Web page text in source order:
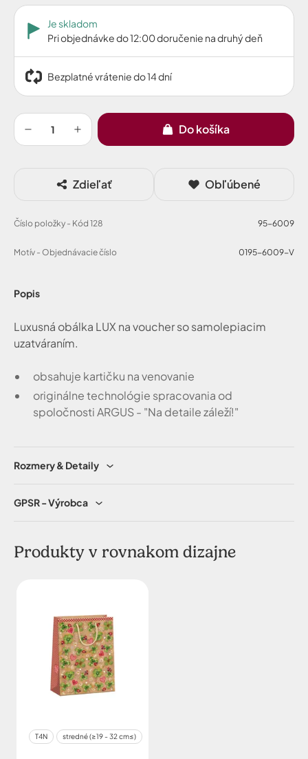
Popis
Luxusná obálka LUX na voucher so samolepiacim
uzatváraním.
obsahuje kartičku na venovanie
originálne technológie spracovania od
spoločnosti ARGUS - "Na detaile záleží!"
Rozmery & Detaily
GPSR - Výrobca
Je skladom
Pri objednávke do 12:00 doručenie na druhý deň
Bezplatné vrátenie do 14 dní
Do košíka
Zdieľať Obľúbené
Číslo položky - Kód 128 95-6009
Motív - Objednávacie číslo 0195-6009-V
Produkty v rovnakom dizajne
T4N stredné (≥19 - 32 cm≤)